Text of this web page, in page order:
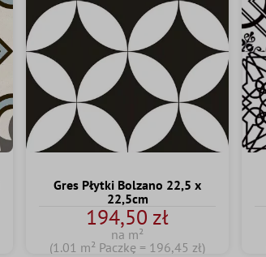
Gres Płytki Bolzano 22,5 x
22,5cm
194,50 zł
na m²
(1.01 m² Paczkę = 196,45 zł)